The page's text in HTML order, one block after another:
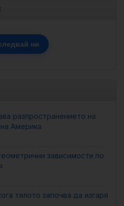
ни
разпространението на
Америка
зависимости по
тялото започва да изгаря